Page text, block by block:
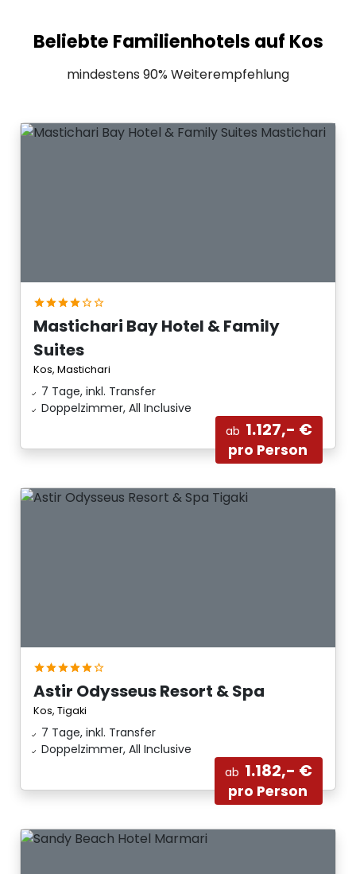
Beliebte Familienhotels auf Kos
mindestens 90% Weiterempfehlung
Mastichari Bay Hotel & Family
Suites
Kos, Mastichari
7 Tage, inkl. Transfer
Doppelzimmer, All Inclusive
ab 1.127,- €
pro Person
Astir Odysseus Resort & Spa
Kos, Tigaki
7 Tage, inkl. Transfer
Doppelzimmer, All Inclusive
ab 1.182,- €
pro Person